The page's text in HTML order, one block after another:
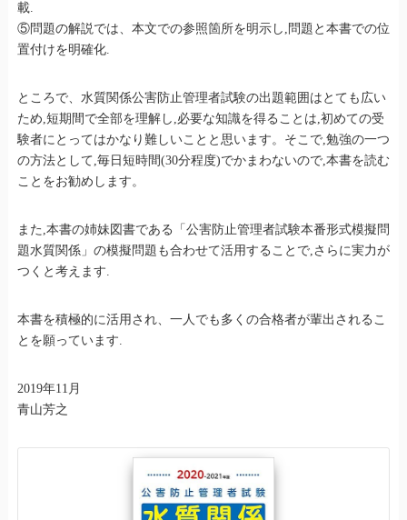
載.
⑤問題の解説では、本文での参照箇所を明示し,問題と本書での位
置付けを明確化.
ところで、水質関係公害防止管理者試験の出題範囲はとても広い
ため,短期間で全部を理解し,必要な知識を得ることは,初めての受
験者にとってはかなり難しいことと思います。そこで,勉強の一つ
の方法として,毎日短時間(30分程度)でかまわないので,本書を読む
ことをお勧めします。
また,本書の姉妹図書である「公害防止管理者試験本番形式模擬問
題水質関係」の模擬問題も合わせて活用することで,さらに実力が
つくと考えます.
本書を積極的に活用され、一人でも多くの合格者が輩出されるこ
とを願っています.
2019年11月
青山芳之